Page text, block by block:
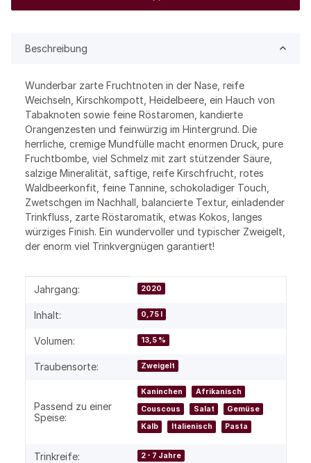
Beschreibung
Wunderbar zarte Fruchtnoten in der Nase, reife
Weichseln, Kirschkompott, Heidelbeere, ein Hauch von
Tabaknoten sowie feine Röstaromen, kandierte
Orangenzesten und feinwürzig im Hintergrund. Die
herrliche, cremige Mundfülle macht enormen Druck, pure
Fruchtbombe, viel Schmelz mit zart stützender Säure,
salzige Mineralität, saftige, reife Kirschfrucht, rotes
Waldbeerkonfit, feine Tannine, schokoladiger Touch,
Zwetschgen im Nachhall, balancierte Textur, einladender
Trinkfluss, zarte Röstaromatik, etwas Kokos, langes
würziges Finish. Ein wundervoller und typischer Zweigelt,
der enorm viel Trinkvergnügen garantiert!
Produkteigenschaft
Wert
Jahrgang: 2020
Inhalt: 0,75 l
Volumen: 13,5 %
Traubensorte: Zweigelt
Passend zu einer
Speise:
Kaninchen
Afrikanisch
Couscous
Salat
Gemüse
Kalb
Italienisch Pasta
Trinkreife: 2 - 7 Jahre